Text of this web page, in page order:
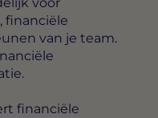
financiële
van je team.
financiële